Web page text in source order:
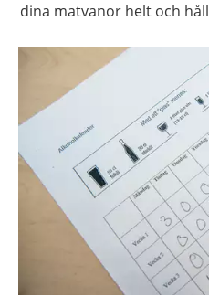
dina matvanor helt och